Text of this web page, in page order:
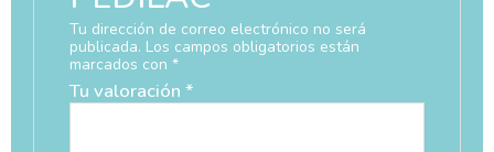
Tu dirección de correo electrónico no será
publicada. Los campos obligatorios están
marcados con *
Tu valoración *